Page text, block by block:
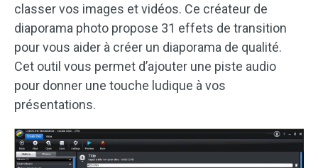
classer vos images et vidéos. Ce créateur de
diaporama photo propose 31 effets de transition
pour vous aider à créer un diaporama de qualité.
Cet outil vous permet d’ajouter une piste audio
pour donner une touche ludique à vos
présentations.